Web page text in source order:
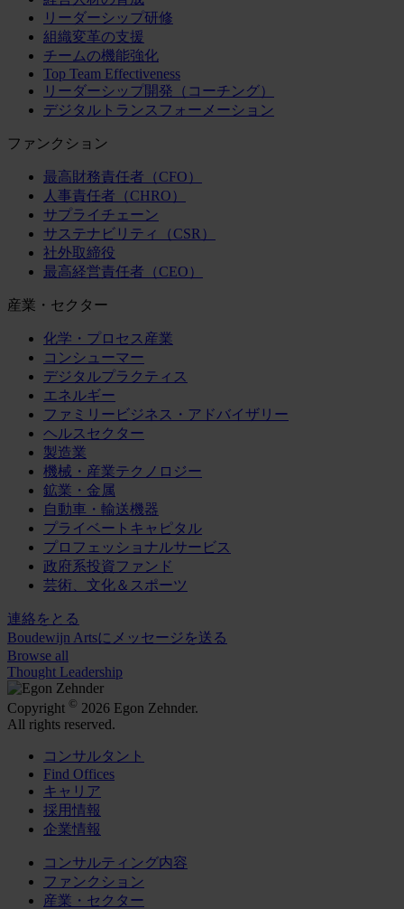
リーダーシップ研修
組織変革の支援
チームの機能強化
Top Team Effectiveness
リーダーシップ開発（コーチング）
デジタルトランスフォーメーション
ファンクション
最高財務責任者（CFO）
人事責任者（CHRO）
サプライチェーン
サステナビリティ（CSR）
社外取締役
最高経営責任者（CEO）
産業・セクター
化学・プロセス産業
コンシューマー
デジタルプラクティス
エネルギー
ファミリービジネス・アドバイザリー
ヘルスセクター
製造業
機械・産業テクノロジー
鉱業・金属
自動車・輸送機器
プライベートキャピタル
プロフェッショナルサービス
政府系投資ファンド
芸術、文化＆スポーツ
連絡をとる
Boudewijn Artsにメッセージを送る
Browse all
Thought Leadership
Copyright © 2026 Egon Zehnder.
All rights reserved.
コンサルタント
Find Offices
キャリア
採用情報
企業情報
コンサルティング内容
ファンクション
産業・セクター